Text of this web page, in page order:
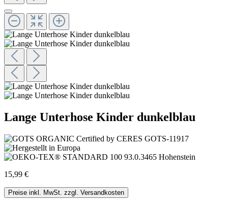
Lange Unterhose Kinder dunkelblau
15,99 €
Preise inkl. MwSt. zzgl. Versandkosten